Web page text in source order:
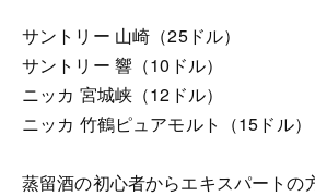
サントリー 山崎（25ドル）
サントリー 響（10ドル）
ニッカ 宮城峡（12ドル）
ニッカ 竹鶴ピュアモルト（15ドル）
蒸留酒の初心者からエキスパートの